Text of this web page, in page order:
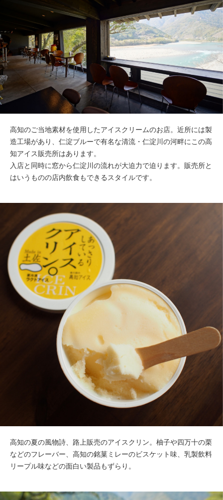
高知のご当地素材を使用したアイスクリームのお店。近所には製
造工場があり、仁淀ブルーで有名な清流・仁淀川の河畔にこの高
知アイス販売所はあります。
入店と同時に窓から仁淀川の流れが大迫力で迫ります。販売所と
はいうものの店内飲食もできるスタイルです。
高知の夏の風物詩、路上販売のアイスクリン。柚子や四万十の栗
などのフレーバー、高知の銘菓ミレーのビスケット味、乳製飲料
リープル味などの面白い製品もずらり。